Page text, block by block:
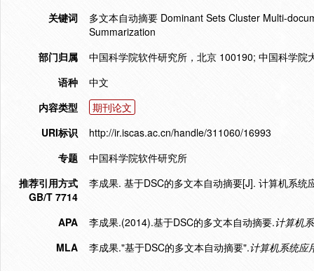
关键词
多文本自动摘要 Dominant Sets Cluster Multi-
Summarization
部门归属
中国科学院软件研究所，北京 100190; 中国科学院
语种
中文
内容类型
期刊论文
URI标识
http://ir.iscas.ac.cn/handle/311060/16993
专题
中国科学院软件研究所
推荐引用方式
GB/T 7714
李成果. 基于DSC的多文本自动摘要[J]. 计算机系统
APA 李成果.(2014).基于DSC的多文本自动摘要.计算机
MLA
李成果."基于DSC的多文本自动摘要".计算机系统应